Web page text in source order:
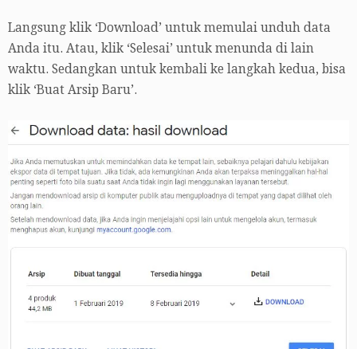
Langsung klik ‘Download’ untuk memulai unduh data
Anda itu. Atau, klik ‘Selesai’ untuk menunda di lain
waktu. Sedangkan untuk kembali ke langkah kedua, bisa
klik ‘Buat Arsip Baru’.